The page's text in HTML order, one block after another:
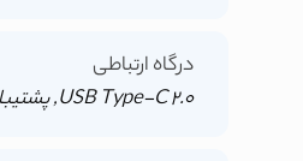
درگاه ارتباطی
USB Type-C 2.0, پشتیبانی از OTG